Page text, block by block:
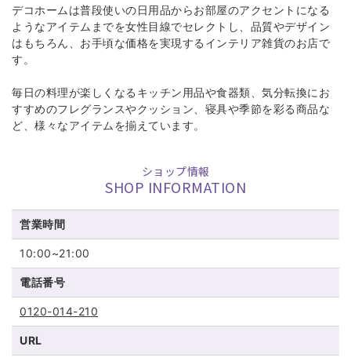
デコホームは普段使いの日用品からお部屋のアクセントになる
ようなアイテムまでを女性目線でセレクトし、品質やデザイン
はもちろん、お手頃な価格を実現するインテリア雑貨のお店で
す。
毎日の料理が楽しくなるキッチン用品や食器類、気分転換にお
すすめのフレグランスやクッション、寝具や季節を彩る商品な
ど、様々なアイテムを揃えています。
ショップ情報
SHOP INFORMATION
営業時間
10:00~21:00
電話番号
0120-014-210
URL